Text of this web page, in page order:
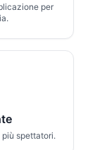
per
spettatori.